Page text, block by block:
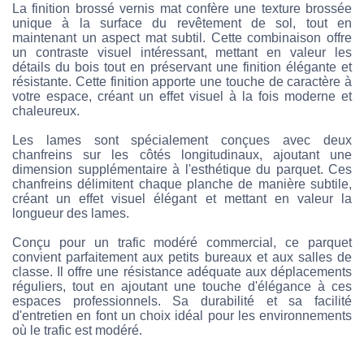
La finition brossé vernis mat confère une texture brossée
unique à la surface du revêtement de sol, tout en
maintenant un aspect mat subtil. Cette combinaison offre
un contraste visuel intéressant, mettant en valeur les
détails du bois tout en préservant une finition élégante et
résistante. Cette finition apporte une touche de caractère à
votre espace, créant un effet visuel à la fois moderne et
chaleureux.
Les lames sont spécialement conçues avec deux
chanfreins sur les côtés longitudinaux, ajoutant une
dimension supplémentaire à l'esthétique du parquet. Ces
chanfreins délimitent chaque planche de manière subtile,
créant un effet visuel élégant et mettant en valeur la
longueur des lames.
Conçu pour un trafic modéré commercial, ce parquet
convient parfaitement aux petits bureaux et aux salles de
classe. Il offre une résistance adéquate aux déplacements
réguliers, tout en ajoutant une touche d'élégance à ces
espaces professionnels. Sa durabilité et sa facilité
d'entretien en font un choix idéal pour les environnements
où le trafic est modéré.